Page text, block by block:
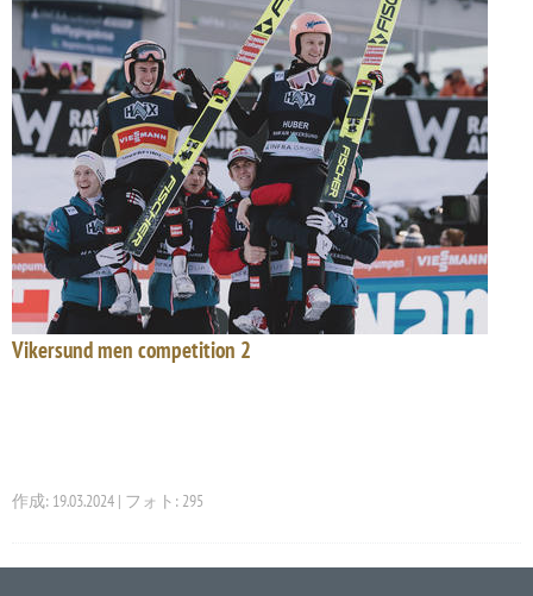
Vikersund men competition 2
作成: 19.03.2024 | フォト: 295